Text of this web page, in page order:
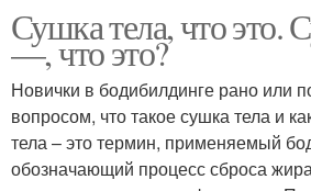
Сушка тела, что это.
—, что это?
Новички в бодибилдинге рано или
вопросом, что такое сушка тела и
тела – это термин, применяемый
обозначающий процесс сброса